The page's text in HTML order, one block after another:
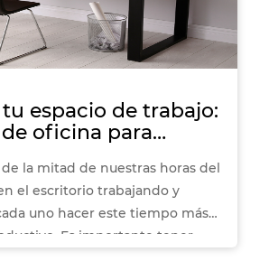
espacio de trabajo:
oficina para
de la mitad de nuestras horas del
el escritorio trabajando y
uno hacer este tiempo más
Es importante tener